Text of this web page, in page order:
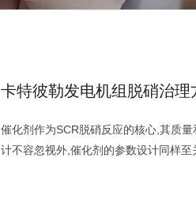
卡特彼勒发电机组脱硝治理
催化剂作为SCR脱硝反应的核心,其质
计不容忽视外,催化剂的参数设计同样至